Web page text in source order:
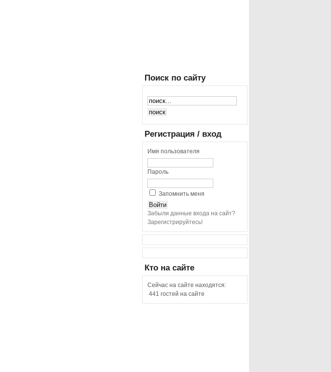
Поиск по сайту
Регистрация / вход
Имя пользователя
Пароль
Запомнить меня
Забыли данные входа на сайт?
Зарегистрируйтесь!
Кто на сайте
Сейчас на сайте находятся:
441 гостей на сайте